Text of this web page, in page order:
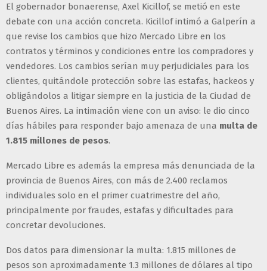
El gobernador bonaerense, Axel Kicillof, se metió en este
debate con una acción concreta. Kicillof intimó a Galperín a
que revise los cambios que hizo Mercado Libre en los
contratos y términos y condiciones entre los compradores y
vendedores. Los cambios serían muy perjudiciales para los
clientes, quitándole protección sobre las estafas, hackeos y
obligándolos a litigar siempre en la justicia de la Ciudad de
Buenos Aires. La intimación viene con un aviso: le dio cinco
días hábiles para responder bajo amenaza de una multa de
1.815 millones de pesos.
Mercado Libre es además la empresa más denunciada de la
provincia de Buenos Aires, con más de 2.400 reclamos
individuales solo en el primer cuatrimestre del año,
principalmente por fraudes, estafas y dificultades para
concretar devoluciones.
Dos datos para dimensionar la multa: 1.815 millones de
pesos son aproximadamente 1.3 millones de dólares al tipo